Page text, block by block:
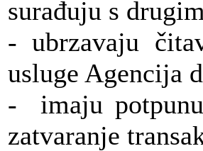
surađuju s
- ubrzavaju
usluge Agencija
- imaju
zatvaranje